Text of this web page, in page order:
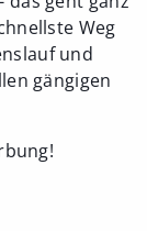
Weg
und
gängigen